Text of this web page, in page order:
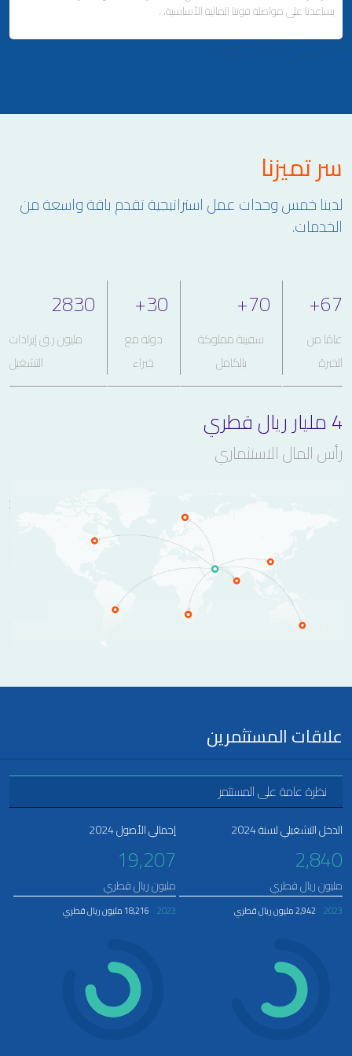
ملاحة لإصلاح وتصنيع السفن
إدارة السفن
يساعدنا على مواصلة قوتنا المالية الأساسية، .
الاستثمارات العقارية والمالية
التطوير العقاري وإدارة الممتلكات
علاقات المستثمرين
سر تميزنا
لدينا خمس وحدات عمل استراتيجية تقدم باقة واسعة من
الخدمات.
67
+
عامًا من
الخبرة
70
+
سفينة مملوكة
بالكامل
30
+
دولة مع
خبراء
2830
مليون ر.ق إيرادات
التشغيل
4 مليار ريال قطري
رأس المال الاستثماري
علاقات المستثمرين
نظرة عامة على المستثمر
الدخل التشغيلي لسنة 2024
2,840
مليون ريال قطري
2023 2,942 مليون ريال قطري
إجمالي الأصول 2024
19,207
مليون ريال قطري
2023 18,216 مليون ريال قطري